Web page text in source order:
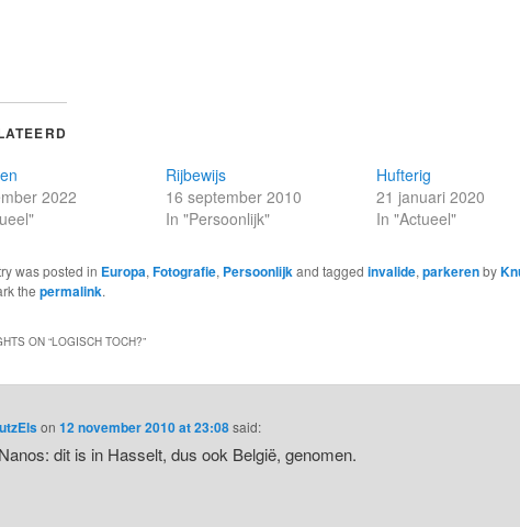
2022
Rijbewijs
16 september 2010
In "Persoonlijk"
Hufterig
21 januari 2020
In "Actueel"
was posted in Europa, Fotografie, Persoonlijkand tagged invalide, parkerenby
the permalink.
ON “LOGISCH TOCH?”
on12 november 2010 at 23:08said:
dit is in Hasselt, dus ook België, genomen.